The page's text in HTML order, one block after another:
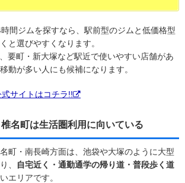
間ジムを探すなら、駅前型のジムと低価格型
と選びやすくなります。
要町・新大塚など駅近で使いやすい店舗があ
動が多い人にも候補になります。
サイトはコチラ!!
名町は生活圏利用に向いている
町・南長崎方面は、池袋や大塚のように大型
、
自宅近く・通勤通学の帰り道・普段歩く道
エリアです。